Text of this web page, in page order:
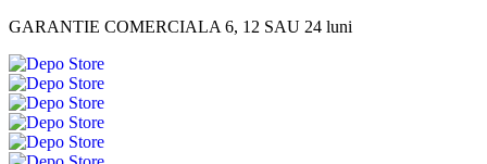
GARANTIE COMERCIALA 6, 12 SAU 24 luni